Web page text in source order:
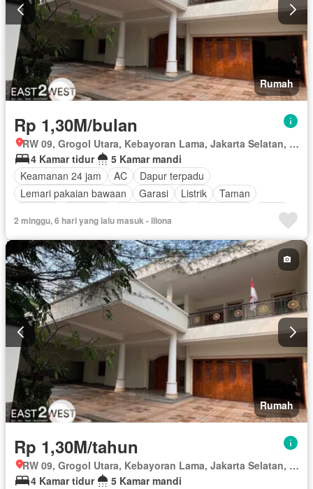
Rumah
Rp 1,30M/bulan
RW 09, Grogol Utara, Kebayoran Lama, Jakarta Selatan, Daerah Khusus Ibukota Jakarta
4 Kamar tidur
5 Kamar mandi
Keamanan 24 jam
AC
Dapur terpadu
Lemari pakaian bawaan
Garasi Listrik
Taman
Teras
Air
2 minggu, 6 hari yang lalu masuk - illona
Rumah
Rp 1,30M/tahun
RW 09, Grogol Utara, Kebayoran Lama, Jakarta Selatan, Daerah Khusus Ibukota Jakarta
4 Kamar tidur
5 Kamar mandi